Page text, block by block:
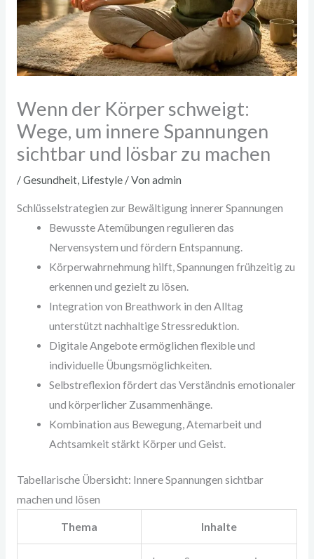
Wenn der Körper schweigt:
Wege, um innere Spannungen
sichtbar und lösbar zu machen
/Gesundheit, Lifestyle/ Von admin
Schlüsselstrategien zur Bewältigung innerer Spannungen
Bewusste Atemübungen regulieren das
Nervensystem und fördern Entspannung.
Körperwahrnehmung hilft, Spannungen frühzeitig zu
erkennen und gezielt zu lösen.
Integration von Breathwork in den Alltag
unterstützt nachhaltige Stressreduktion.
Digitale Angebote ermöglichen flexible und
individuelle Übungsmöglichkeiten.
Selbstreflexion fördert das Verständnis emotionaler
und körperlicher Zusammenhänge.
Kombination aus Bewegung, Atemarbeit und
Achtsamkeit stärkt Körper und Geist.
Tabellarische Übersicht: Innere Spannungen sichtbar
machen und lösen
Thema Inhalte